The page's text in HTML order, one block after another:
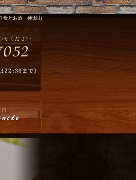
食とお酒 神田山